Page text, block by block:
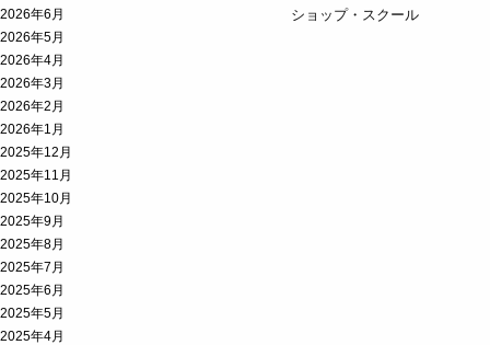
ショップ・スクール
2026年6月
2026年5月
2026年4月
2026年3月
2026年2月
2026年1月
2025年12月
2025年11月
2025年10月
2025年9月
2025年8月
2025年7月
2025年6月
2025年5月
2025年4月